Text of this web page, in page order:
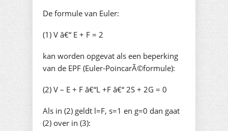
De formule van Euler:
(1) V â€“ E + F = 2
kan worden opgevat als een beperking
van de EPF (Euler-PoincarÃ©formule):
(2) V – E + F â€“L +F â€“ 2S + 2G = 0
Als in (2) geldt l=F, s=1 en g=0 dan gaat
(2) over in (3):